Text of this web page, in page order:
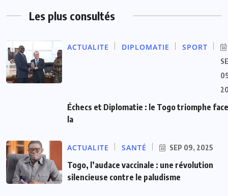
Les plus consultés
ACTUALITE DIPLOMATIE SPORT
Échecs et Diplomatie : le Togo triomphe
la
ACTUALITE SANTÉ SEP 09, 2025
Togo, l’audace vaccinale : une révolution
silencieuse contre le paludisme